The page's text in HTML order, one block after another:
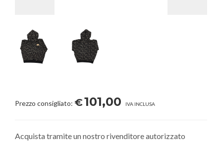
Prezzo consigliato: €101,00 IVA INCLUSA
Acquista tramite un nostro rivenditore autorizzato